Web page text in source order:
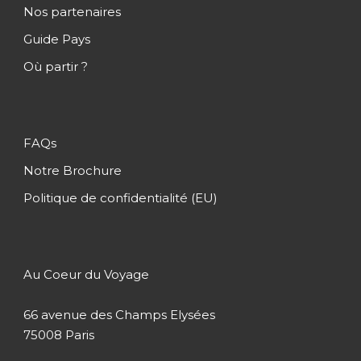
Jour 3 Hoa Lu – Baie d’Halong
Jour 4
Minh
Nos partenaires
Guide Pays
Où partir ?
FAQs
Notre Brochure
Politique de confidentialité (EU)
Au Coeur du Voyage
66 avenue des Champs Elysées
75008 Paris